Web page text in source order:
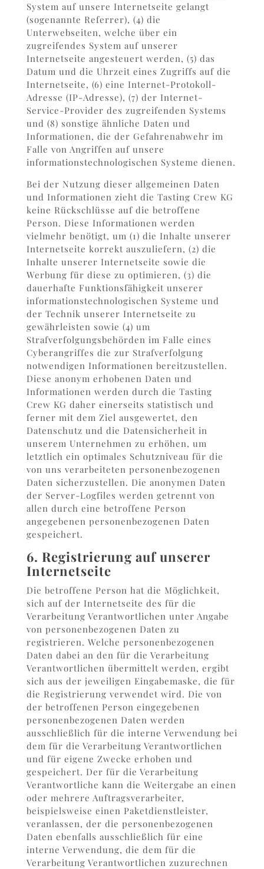
System auf unsere Internetseite gelangt
(sogenannte Referrer), (4) die
Unterwebseiten, welche über ein
zugreifendes System auf unserer
Internetseite angesteuert werden, (5) das
Datum und die Uhrzeit eines Zugriffs auf die
Internetseite, (6) eine Internet-Protokoll-
Adresse (IP-Adresse), (7) der Internet-
Service-Provider des zugreifenden Systems
und (8) sonstige ähnliche Daten und
Informationen, die der Gefahrenabwehr im
Falle von Angriffen auf unsere
informationstechnologischen Systeme dienen.
Bei der Nutzung dieser allgemeinen Daten
und Informationen zieht die Tasting Crew KG
keine Rückschlüsse auf die betroffene
Person. Diese Informationen werden
vielmehr benötigt, um (1) die Inhalte unserer
Internetseite korrekt auszuliefern, (2) die
Inhalte unserer Internetseite sowie die
Werbung für diese zu optimieren, (3) die
dauerhafte Funktionsfähigkeit unserer
informationstechnologischen Systeme und
der Technik unserer Internetseite zu
gewährleisten sowie (4) um
Strafverfolgungsbehörden im Falle eines
Cyberangriffes die zur Strafverfolgung
notwendigen Informationen bereitzustellen.
Diese anonym erhobenen Daten und
Informationen werden durch die Tasting
Crew KG daher einerseits statistisch und
ferner mit dem Ziel ausgewertet, den
Datenschutz und die Datensicherheit in
unserem Unternehmen zu erhöhen, um
letztlich ein optimales Schutzniveau für die
von uns verarbeiteten personenbezogenen
Daten sicherzustellen. Die anonymen Daten
der Server-Logfiles werden getrennt von
allen durch eine betroffene Person
angegebenen personenbezogenen Daten
gespeichert.
6. Registrierung auf unserer
Internetseite
Die betroffene Person hat die Möglichkeit,
sich auf der Internetseite des für die
Verarbeitung Verantwortlichen unter Angabe
von personenbezogenen Daten zu
registrieren. Welche personenbezogenen
Daten dabei an den für die Verarbeitung
Verantwortlichen übermittelt werden, ergibt
sich aus der jeweiligen Eingabemaske, die für
die Registrierung verwendet wird. Die von
der betroffenen Person eingegebenen
personenbezogenen Daten werden
ausschließlich für die interne Verwendung bei
dem für die Verarbeitung Verantwortlichen
und für eigene Zwecke erhoben und
gespeichert. Der für die Verarbeitung
Verantwortliche kann die Weitergabe an einen
oder mehrere Auftragsverarbeiter,
beispielsweise einen Paketdienstleister,
veranlassen, der die personenbezogenen
Daten ebenfalls ausschließlich für eine
interne Verwendung, die dem für die
Verarbeitung Verantwortlichen zuzurechnen